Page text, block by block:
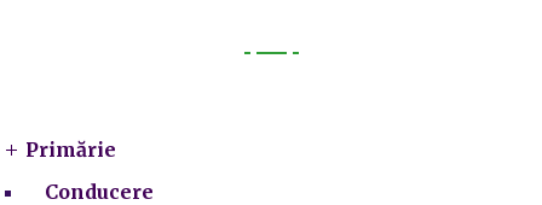
Primărie
Conducere